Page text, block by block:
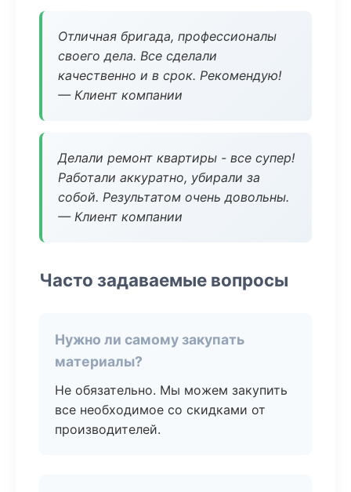
Отличная бригада, профессионалы
своего дела. Все сделали
качественно и в срок. Рекомендую!
— Клиент компании
Делали ремонт квартиры - все супер!
Работали аккуратно, убирали за
собой. Результатом очень довольны.
— Клиент компании
Часто задаваемые вопросы
Нужно ли самому закупать
материалы?
Не обязательно. Мы можем закупить
все необходимое со скидками от
производителей.